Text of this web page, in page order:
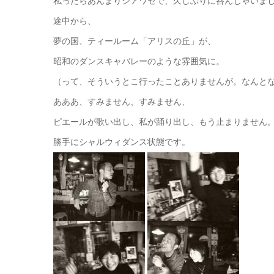
途中から、
夢の国、ティールーム「アリスの丘」が、
昭和のダンスキャバレーのような雰囲気に。
（って、そういうとこ行ったことありませんが。なんと
あああ、すみません、すみません、
ピエールが歌い出し、私が踊り出し、もう止まりません。
勝手にシャルウィダンス状態です。